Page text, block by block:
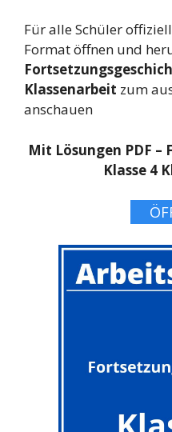
Für alle Schüler
Format öffnen und
Klassenarbeit zum
anschauen
Mit Lösungen PDF
Klasse 4